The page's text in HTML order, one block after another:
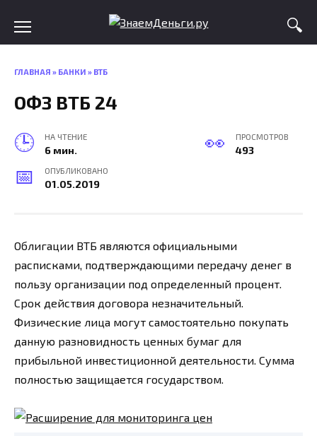
content
ГЛАВНАЯ » БАНКИ » ВТБ
ОФЗ ВТБ 24
НА ЧТЕНИЕ
6 мин.
ПРОСМОТРОВ
493
ОПУБЛИКОВАНО
01.05.2019
Облигации ВТБ являются официальными
расписками, подтверждающими передачу денег в
пользу организации под определенный процент.
Срок действия договора незначительный.
Физические лица могут самостоятельно покупать
данную разновидность ценных бумаг для
прибыльной инвестиционной деятельности. Сумма
полностью защищается государством.